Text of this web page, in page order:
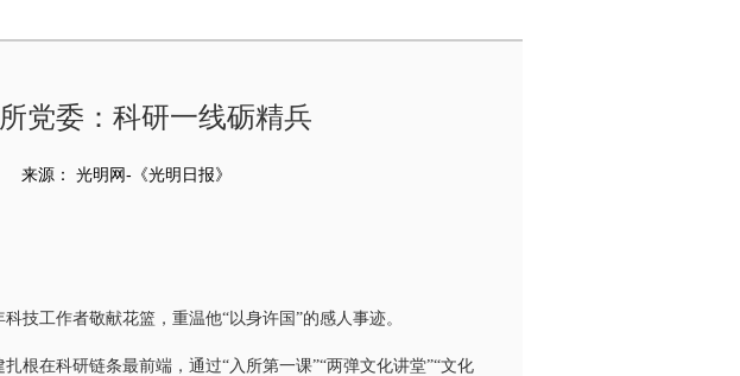
党委：科研一线砺精兵
来源： 光明网-《光明日报》
工作者敬献花篮，重温他“以身许国”的感人事迹。
在科研链条最前端，通过“入所第一课”“两弹文化讲堂”“文化